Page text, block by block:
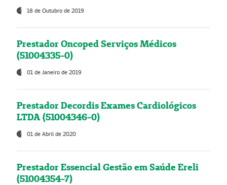
18 de Outubro de 2019
Prestador Oncoped Serviços Médicos
(51004335-0)
01 de Janeiro de 2019
Prestador Decordis Exames Cardiológicos
LTDA (51004346-0)
01 de Abril de 2020
Prestador Essencial Gestão em Saúde Ereli
(51004354-7)